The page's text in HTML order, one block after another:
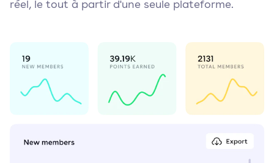
réel, le tout à partir d'une seule plateforme.